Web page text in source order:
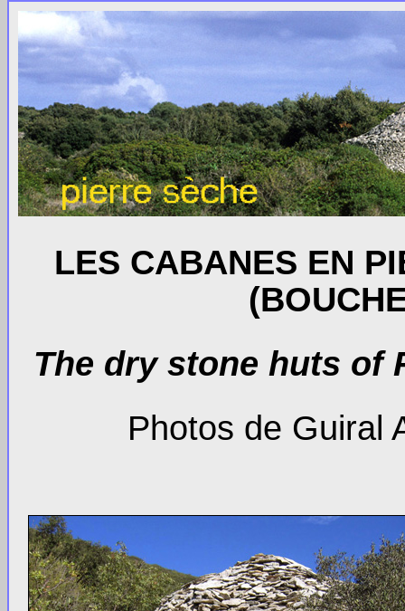
LES CABANES EN
The dry stone huts of
Photos de Guiral